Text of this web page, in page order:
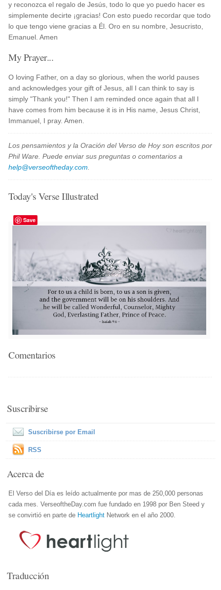
y reconozca el regalo de Jesús, todo lo que yo puedo hacer es
simplemente decirte ¡gracias! Con esto puedo recordar que todo
lo que tengo viene gracias a Él. Oro en su nombre, Jesucristo,
Emanuel. Amen
My Prayer...
O loving Father, on a day so glorious, when the world pauses
and acknowledges your gift of Jesus, all I can think to say is
simply "Thank you!" Then I am reminded once again that all I
have comes from him because it is in His name, Jesus Christ,
Immanuel, I pray. Amen.
Los pensamientos y la Oración del Verso de Hoy son escritos por
Phil Ware. Puede enviar sus preguntas o comentarios a
help@verseoftheday.com
Today's Verse Illustrated
Save
Comentarios
Suscribirse
Suscribirse por Email
RSS
Acerca de
El Verso del Día es leído actualmente por mas de 250,000 personas
cada mes. VerseoftheDay.com fue fundado en 1998 por Ben Steed y
se convirtió en parte de Heartlight Network en el año 2000.
Traducción